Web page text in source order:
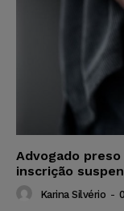
Advogado
inscrição
Karina Silvério -